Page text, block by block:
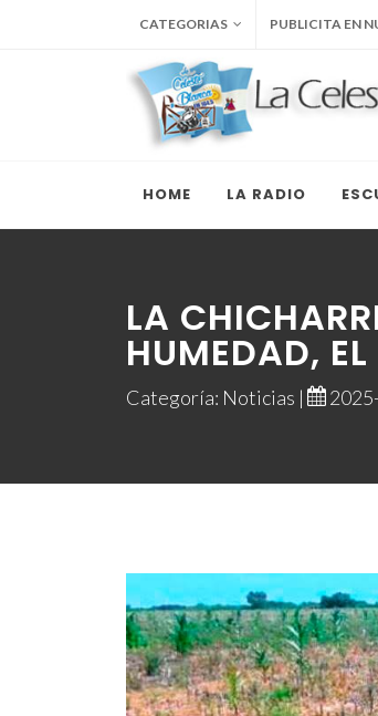
CATEGORIAS PUBLICITA EN
HOME LA RADIO
LA
HUMEDAD,
Categoría: Noticias |